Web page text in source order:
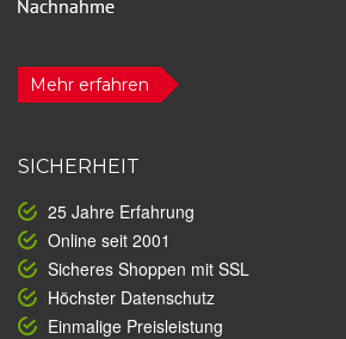
Mehr erfahren
SICHERHEIT
25 Jahre Erfahrung
Online seit 2001
Sicheres Shoppen mit SSL
Höchster Datenschutz
Einmalige Preisleistung